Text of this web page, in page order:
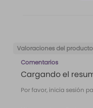
Comentarios
Cargando el
Por favor, inicia sesión